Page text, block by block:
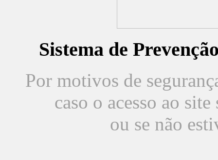
Sistema de
Por motivos de
caso o acesso ao
ou se não